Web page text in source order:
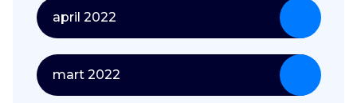
april 2022
mart 2022